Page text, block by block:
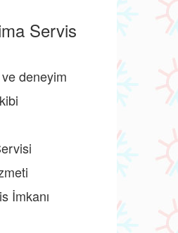
Servis
ve deneyim
İmkanı